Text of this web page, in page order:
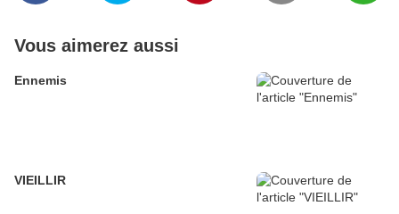
Vous aimerez aussi
Ennemis
VIEILLIR